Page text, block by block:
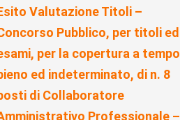
Valutazione Titoli –
Pubblico, per titoli ed
per la copertura a tempo
ed indeterminato, di n. 8
di Collaboratore
Professionale –